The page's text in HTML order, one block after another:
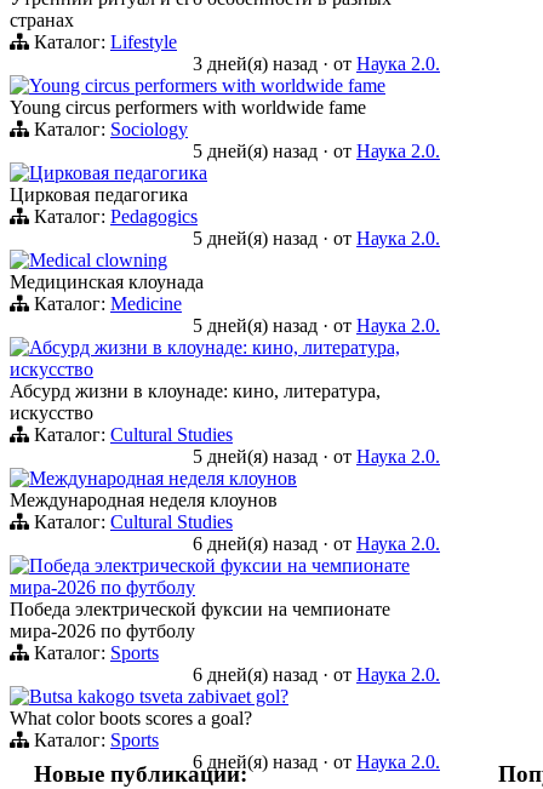
странах
Каталог: Lifestyle
3 дней(я) назад · от Наука 2.0.
Young circus performers with worldwide fame
Young circus performers with worldwide fame
Каталог: Sociology
5 дней(я) назад · от Наука 2.0.
Цирковая педагогика
Цирковая педагогика
Каталог: Pedagogics
5 дней(я) назад · от Наука 2.0.
Medical clowning
Медицинская клоунада
Каталог: Medicine
5 дней(я) назад · от Наука 2.0.
Абсурд жизни в клоунаде: кино, литература,
искусство
Абсурд жизни в клоунаде: кино, литература,
искусство
Каталог: Cultural Studies
5 дней(я) назад · от Наука 2.0.
Международная неделя клоунов
Международная неделя клоунов
Каталог: Cultural Studies
6 дней(я) назад · от Наука 2.0.
Победа электрической фуксии на чемпионате
мира-2026 по футболу
Победа электрической фуксии на чемпионате
мира-2026 по футболу
Каталог: Sports
6 дней(я) назад · от Наука 2.0.
Butsa kakogo tsveta zabivaet gol?
What color boots scores a goal?
Каталог: Sports
6 дней(я) назад · от Наука 2.0.
Новые публикации: